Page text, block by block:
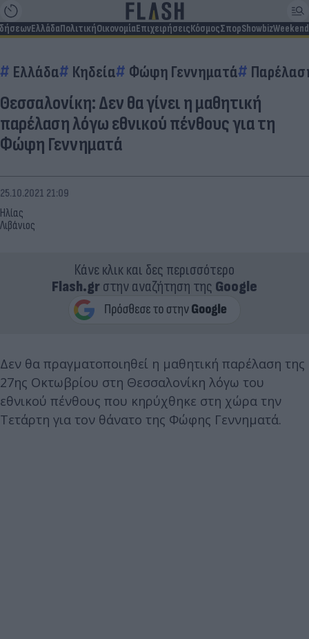
ΕλλάδαΠολιτικήΟικονομίαΕπιχειρήσειςΚόσμοςΣπορShowbizWeekend
Ελλάδα Κηδεία Φώφη Γεννηματά
Θεσσαλονίκη: Δεν θα γίνει η μαθητική
παρέλαση λόγω εθνικού πένθους για τη
Φώφη Γεννηματά
Ηλίας
Λιβάνιος
25.10.2021 21:09
Κάνε κλικ και δες περισσότερο
Flash.grστην αναζήτηση της Google
Δεν θα πραγματοποιηθεί η μαθητική παρέλαση της
27ης Οκτωβρίου στη Θεσσαλονίκη λόγω του
εθνικού πένθους που κηρύχθηκε στη χώρα την
Τετάρτη για τον θάνατο της Φώφης Γεννηματά.